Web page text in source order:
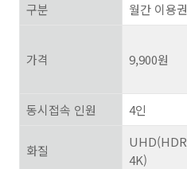
구분
월간 이용권
가격 9,900원
동시접속 인원
4인
화질
UHD(HDR
4K)